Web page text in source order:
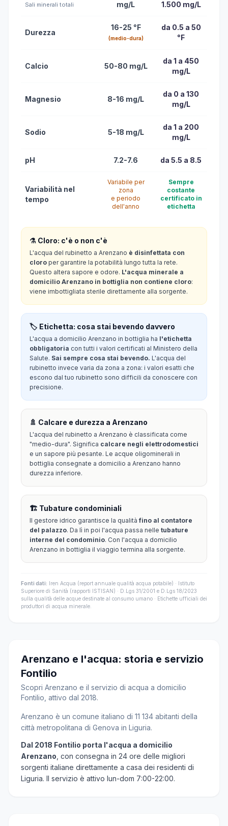
Sali minerali totali mg/L 1.500 mg/L
Durezza
16-25 °F
(medio-dura)
da 0.5 a 50
°F
Calcio 50-80 mg/L
da 1 a 450
mg/L
Magnesio 8-16 mg/L
da 0 a 130
mg/L
Sodio 5-18 mg/L
da 1 a 200
mg/L
pH 7.2-7.6 da 5.5 a 8.5
Variabilità nel
tempo
Variabile per
zona
e periodo
dell'anno
Sempre
costante
certificato in
etichetta
⚗️ Cloro: c'è o non c'è
L'acqua del rubinetto a Arenzano è disinfettata con
cloro per garantire la potabilità lungo tutta la rete.
Questo altera sapore e odore. L'acqua minerale a
domicilio Arenzano in bottiglia non contiene cloro:
viene imbottigliata sterile direttamente alla sorgente.
🏷️ Etichetta: cosa stai bevendo davvero
L'acqua a domicilio Arenzano in bottiglia ha l'etichetta
obbligatoria con tutti i valori certificati al Ministero della
Salute. Sai sempre cosa stai bevendo. L'acqua del
rubinetto invece varia da zona a zona: i valori esatti che
escono dal tuo rubinetto sono difficili da conoscere con
precisione.
🚿 Calcare e durezza a Arenzano
L'acqua del rubinetto a Arenzano è classificata come
"medio-dura". Significa calcare negli elettrodomestici
e un sapore più pesante. Le acque oligominerali in
bottiglia consegnate a domicilio a Arenzano hanno
durezza inferiore.
🏗️ Tubature condominiali
Il gestore idrico garantisce la qualitàfino al contatore
del palazzo. Da lì in poi l'acqua passa nelle tubature
interne del condominio. Con l'acqua a domicilio
Arenzano in bottiglia il viaggio termina alla sorgente.
Fonti dati: Iren Acqua (report annuale qualità acqua potabile) · Istituto
Superiore di Sanità (rapporti ISTISAN) · D.Lgs 31/2001 e D.Lgs 18/2023
sulla qualità delle acque destinate al consumo umano · Etichette ufficiali dei
produttori di acqua minerale.
Arenzano e l'acqua: storia e servizio
Fontilio
Scopri Arenzano e il servizio di acqua a domicilio
Fontilio, attivo dal 2018.
Arenzano è un comune italiano di 11 134 abitanti della
città metropolitana di Genova in Liguria.
Dal 2018 Fontilio porta l'acqua a domicilio
Arenzano , con consegna in 24 ore delle migliori
sorgenti italiane direttamente a casa dei residenti di
Liguria. Il servizio è attivo lun-dom 7:00-22:00.